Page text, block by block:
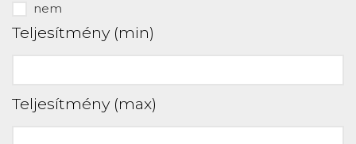
nem
Teljesítmény (min)
Teljesítmény (max)